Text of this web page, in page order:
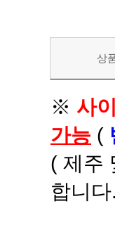
상
※ 사
가능 (
( 제주
합니